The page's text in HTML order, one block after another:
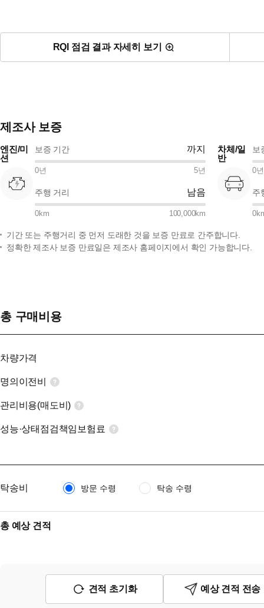
RQI 점검 결과 자세히 보기
제조사 보증
엔진/미
션
보증 기간 까지
0년 5년
주행 거리 남음
0km 100,000km
차체/일
반
보
0년
주
0
기간 또는 주행거리 중 먼저 도래한 것을 보증 만료로 간주합니다.
정확한 제조사 보증 만료일은 제조사 홈페이지에서 확인 가능합니다.
총 구매비용
차량가격
명의이전비
관리비용(매도비)
성능·상태점검책임보험료
탁송비 방문 수령 탁송 수령
총 예상 견적
견적 초기화 예상 견적 전송